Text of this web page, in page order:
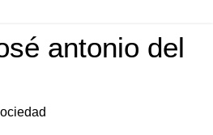
antonio del